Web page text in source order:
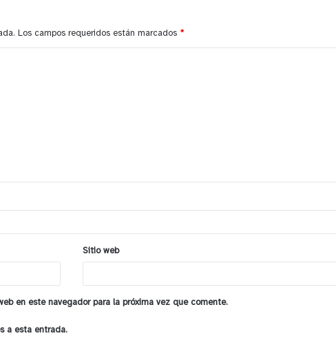
Los campos requeridos están marcados *
Sitio web
en este navegador para la próxima vez que comente.
a esta entrada.